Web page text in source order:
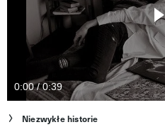
Styl życia
Kultura
Wideo
0:00 / 0:39
Niezwykłe historie